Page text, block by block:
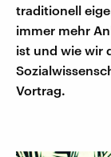
traditionell
immer mehr
ist und wie wir
Vortrag.